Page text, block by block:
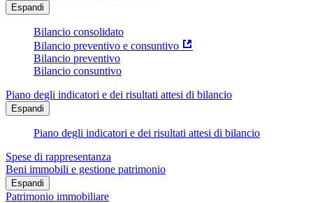
Espandi
Bilancio consolidato
Bilancio preventivo e consuntivo
Bilancio preventivo
Bilancio consuntivo
Piano degli indicatori e dei risultati attesi di bilancio
Espandi
Piano degli indicatori e dei risultati attesi di bilancio
Spese di rappresentanza
Beni immobili e gestione patrimonio
Espandi
Patrimonio immobiliare